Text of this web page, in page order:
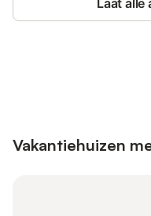
Laat alle
Vakantiehuizen